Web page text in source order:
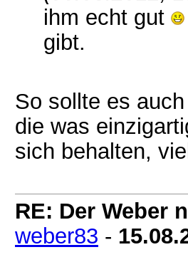
ihm echt gut
gibt.
So sollte es
die was
sich behalten,
RE: Der Weber
weber83 -